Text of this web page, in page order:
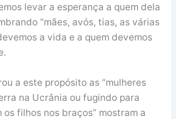
levar a esperança a quem dela
“mães, avós, tias, as várias
a vida e a quem devemos
a este propósito as “mulheres
na Ucrânia ou fugindo para
os filhos nos braços” mostram a